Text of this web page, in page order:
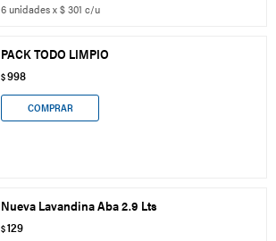
6 unidades x $ 301 c/u
PACK TODO LIMPIO
$998
Nueva Lavandina Aba 2.9 Lts
$129